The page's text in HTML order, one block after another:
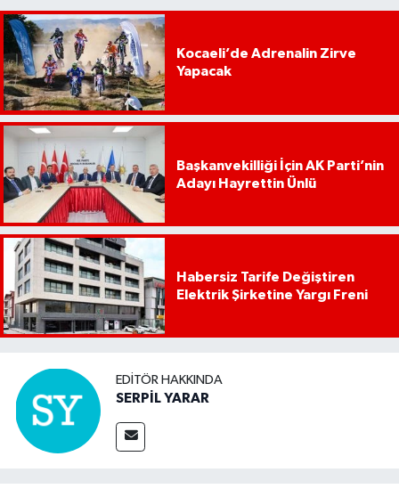
Kocaeli’de Adrenalin Zirve
Yapacak
Başkanvekilliği İçin AK Parti’nin
Adayı Hayrettin Ünlü
Habersiz Tarife Değiştiren
Elektrik Şirketine Yargı Freni
EDITÖR HAKKINDA
SERPİL YARAR